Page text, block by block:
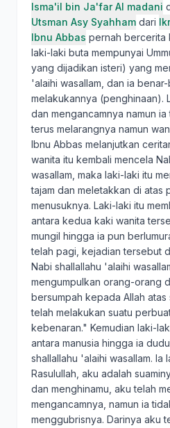
Isma'il bin Ja'far Al madani
Utsman Asy Syahham dari
Ibnu Abbas pernah bercerita
laki-laki buta mempunyai
yang dijadikan isteri) yang
'alaihi wasallam, dan ia
melakukannya (penghinaan).
dan mengancamnya namun
terus melarangnya namun
Ibnu Abbas melanjutkan
wanita itu kembali mencela
wasallam, maka laki-laki itu
tajam dan meletakkan di atas
menusuknya. Laki-laki itu
antara kedua kaki wanita
mungil hingga ia pun
telah pagi, kejadian tersebut
Nabi shallallahu 'alaihi
mengumpulkan orang-orang
bersumpah kepada Allah
telah melakukan suatu
kebenaran." Kemudian laki-
antara manusia hingga ia
shallallahu 'alaihi wasallam. Ia
Rasulullah, aku adalah
dan menghinamu, aku telah
mengancamnya, namun ia
menggubrisnya. Darinya aku